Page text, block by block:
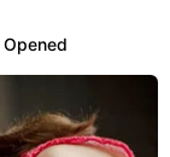
Opened